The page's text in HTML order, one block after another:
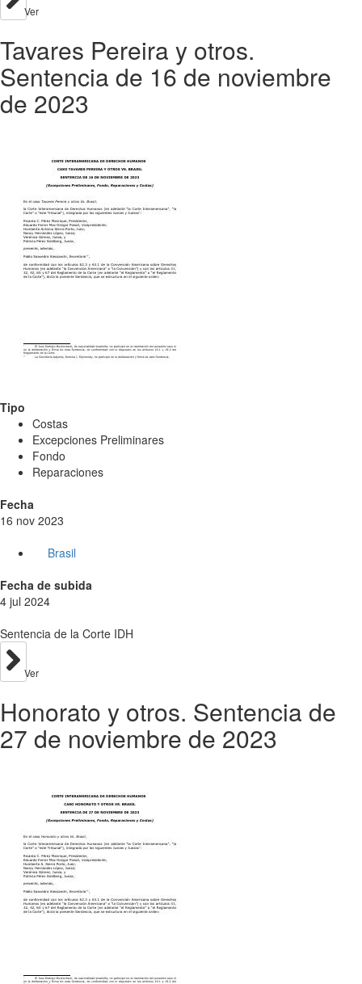
Ver
Tavares Pereira y otros.
Sentencia de 16 de noviembre
de 2023
Tipo
Costas
Excepciones Preliminares
Fondo
Reparaciones
Fecha
16 nov 2023
Brasil
Fecha de subida
4 jul 2024
Sentencia de la Corte IDH
Ver
Honorato y otros. Sentencia de
27 de noviembre de 2023